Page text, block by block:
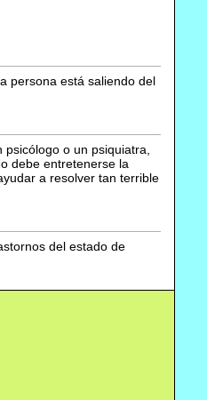
persona está saliendo del
o un psiquiatra,
debe entretenerse la
a resolver tan terrible
del estado de